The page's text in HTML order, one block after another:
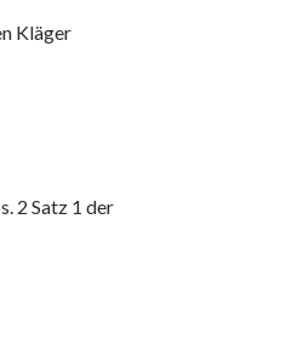
Kläger
2 Satz 1 der